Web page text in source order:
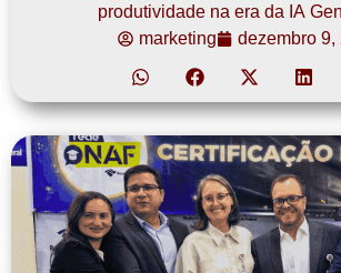
produtividade na era da IA
marketing
dezembro 9,